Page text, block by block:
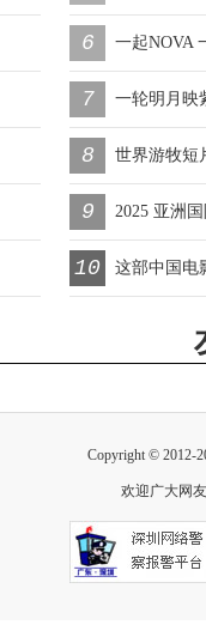
新春限量版
6 一起NOVA
化身为“梦
7 一轮明月映
8 世界游牧短
影之约，见
9 2025 亚洲
官
10 这部中国电
Copyright © 2012-
欢迎广大网